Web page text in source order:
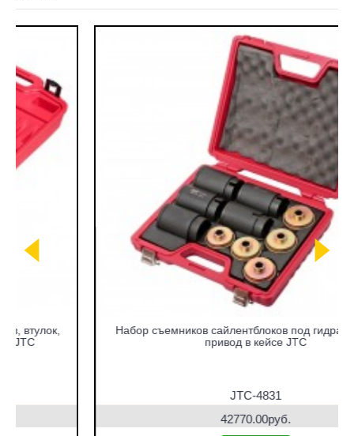
Набор съемников сайлентблоков под гидравлический
привод в кейсе JTC